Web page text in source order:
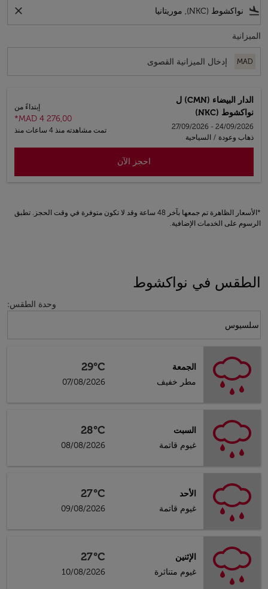
flight_land
close
الميزانية
MAD
الدار البيضاء (CMN)
ل
نواكشوط (NKC)
24/09/2026 - 27/09/2026
ذهاب وعودة / السياحية
إبتداءً من
MAD 4 276,00
*
تمت مشاهدته منذ 4 ساعات منذ
احجز الآن
*الأسعار الظاهرة تم جمعها بآخر 48 ساعة وقد لا تكون متوفرة في وقت الحجز. تطبق
الرسوم على الخدمات الإضافية.
الطقس في نواكشوط
وحدة الطقس:
سلسيوس
الجمعة
مطر خفيف
29°C
07/08/2026
السبت
غيوم قاتمة
28°C
08/08/2026
الأحد
غيوم قاتمة
27°C
09/08/2026
الإثنين
غيوم متناثرة
27°C
10/08/2026